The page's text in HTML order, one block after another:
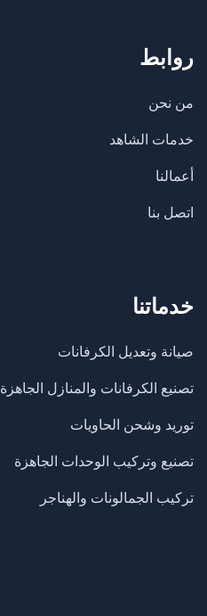
روابط
من نحن
خدمات الشاهد
أعمالنا
اتصل بنا
خدماتنا
صيانة وتعديل الكرفانات
تصنيع الكرفانات والمنازل الجاهزة
​توريد وشحن الحاويات
تصنيع وتركيب الوحدات الجاهزة
تركيب الجمالونات والهناجر